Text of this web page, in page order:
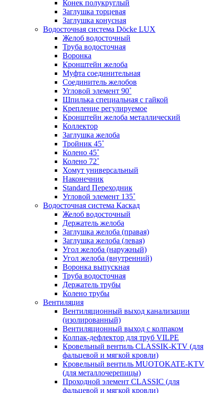
Конек полукруглый
Заглушка торцевая
Заглушка конусная
Водосточная система Döcke LUX
Желоб водосточный
Труба водосточная
Воронка
Кронштейн желоба
Муфта соединительная
Соединитель желобов
Угловой элемент 90˚
Шпилька специальная с гайкой
Крепление регулируемое
Кронштейн желоба металлический
Коллектор
Заглушка желоба
Тройник 45˚
Колено 45˚
Колено 72˚
Хомут универсальный
Наконечник
Standard Переходник
Угловой элемент 135˚
Водосточная система Каскад
Желоб водосточный
Держатель желоба
Заглушка желоба (правая)
Заглушка желоба (левая)
Угол желоба (наружный)
Угол желоба (внутренний)
Воронка выпускная
Труба водосточная
Держатель трубы
Колено трубы
Вентиляция
Вентиляционный выход канализации
(изолированный)
Вентиляционный выход с колпаком
Колпак-дефлектор для труб VILPE
Кровельный вентиль CLASSIK-KTV (для
фальцевой и мягкой кровли)
Кровельный вентиль MUOTOKATE-KTV
(для металлочерепицы)
Проходной элемент CLASSIC (для
фальцевой и мягкой кровли)